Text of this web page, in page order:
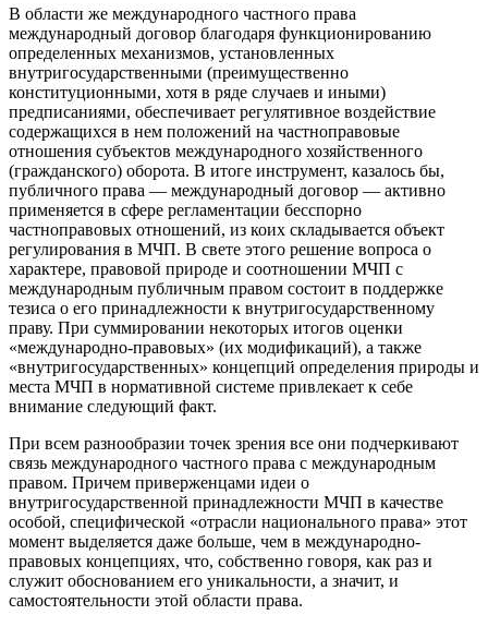
В области же международного частного права
международный договор благодаря функционированию
определенных механизмов, установленных
внутригосударственными (преимущественно
конституционными, хотя в ряде случаев и иными)
предписаниями, обеспечивает регулятивное воздействие
содержащихся в нем положений на частноправовые
отношения субъектов международного хозяйственного
(гражданского) оборота. В итоге инструмент, казалось бы,
публичного права — международный договор — активно
применяется в сфере регламентации бесспорно
частноправовых отношений, из коих складывается объект
регулирования в МЧП. В свете этого решение вопроса о
характере, правовой природе и соотношении МЧП с
международным публичным правом состоит в поддержке
тезиса о его принадлежности к внутригосударственному
праву. При суммировании некоторых итогов оценки
«международно-правовых» (их модификаций), а также
«внутригосударственных» концепций определения природы и
места МЧП в нормативной системе привлекает к себе
внимание следующий факт.
При всем разнообразии точек зрения все они подчеркивают
связь международного частного права с международным
правом. Причем приверженцами идеи о
внутригосударственной принадлежности МЧП в качестве
особой, специфической «отрасли национального права» этот
момент выделяется даже больше, чем в международно-
правовых концепциях, что, собственно говоря, как раз и
служит обоснованием его уникальности, а значит, и
самостоятельности этой области права.